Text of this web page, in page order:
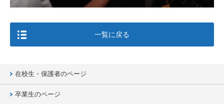
一覧に戻る
在校生・保護者のページ
卒業生のページ